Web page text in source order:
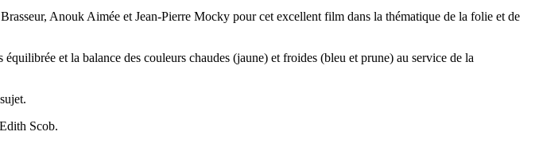
Anouk Aimée et Jean-Pierre Mocky pour cet excellent film dans la thématique de la folie et de
et la balance des couleurs chaudes (jaune) et froides (bleu et prune) au service de la
Scob.